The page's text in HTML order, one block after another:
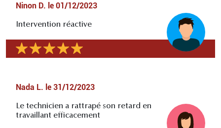
Ninon D. le 01/12/2023
Intervention réactive
Nada L. le 31/12/2023
Le technicien a rattrapé son retard en
travaillant efficacement